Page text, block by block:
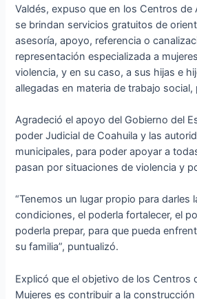
Valdés, expuso que en los Centros de
se brindan servicios gratuitos de
asesoría, apoyo, referencia o
representación especializada a
violencia, y en su caso, a sus hijas e
allegadas en materia de trabajo
Agradeció el apoyo del Gobierno del
poder Judicial de Coahuila y las
municipales, para poder apoyar a
pasan por situaciones de violencia y
“Tenemos un lugar propio para darles
condiciones, el poderla fortalecer, el
poderla prepar, para que pueda
su familia”, puntualizó.
Explicó que el objetivo de los Centros
Mujeres es contribuir a la